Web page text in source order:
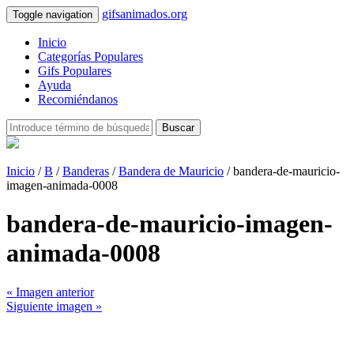
Toggle navigation gifsanimados.org
Inicio
Categorías Populares
Gifs Populares
Ayuda
Recomiéndanos
Buscar
Inicio /B /Banderas /Bandera de Mauricio / bandera-de-mauricio-
imagen-animada-0008
bandera-de-mauricio-imagen-
animada-0008
« Imagen anterior
Siguiente imagen »